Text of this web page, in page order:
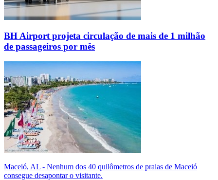
BH Airport projeta circulação de mais de 1 milhão
de passageiros por mês
Maceió, AL - Nenhum dos 40 quilômetros de praias de Maceió
consegue desapontar o visitante.